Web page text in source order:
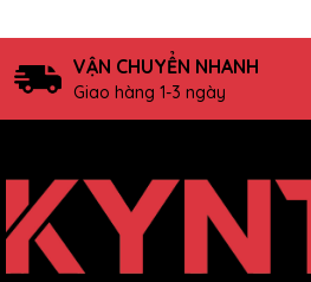
VẬN CHUYỂN NHANH
Giao hàng 1-3 ngày